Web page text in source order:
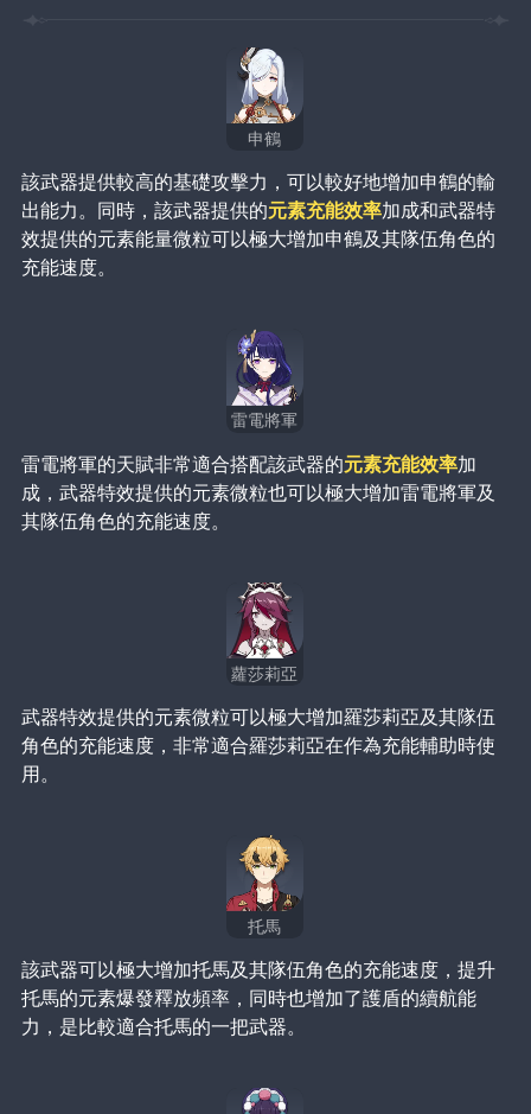
申鶴
該武器提供較高的基礎攻擊力，可以較好地增加申鶴的輸
出能力。同時，該武器提供的元素充能效率加成和武器特
效提供的元素能量微粒可以極大增加申鶴及其隊伍角色的
充能速度。
雷電將軍
雷電將軍的天賦非常適合搭配該武器的元素充能效率加
成，武器特效提供的元素微粒也可以極大增加雷電將軍及
其隊伍角色的充能速度。
蘿莎莉亞
武器特效提供的元素微粒可以極大增加羅莎莉亞及其隊伍
角色的充能速度，非常適合羅莎莉亞在作為充能輔助時使
用。
托馬
該武器可以極大增加托馬及其隊伍角色的充能速度，提升
托馬的元素爆發釋放頻率，同時也增加了護盾的續航能
力，是比較適合托馬的一把武器。